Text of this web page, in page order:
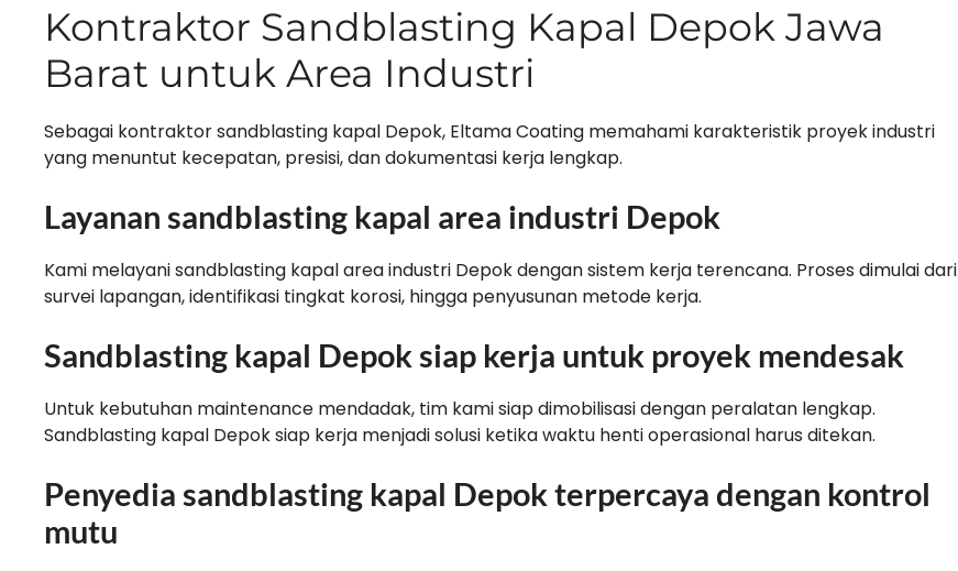
Kontraktor Sandblasting Kapal Depok Jawa
Barat untuk Area Industri
Sebagai kontraktor sandblasting kapal Depok, Eltama Coating memahami karakteristik proyek industri
yang menuntut kecepatan, presisi, dan dokumentasi kerja lengkap.
Layanan sandblasting kapal area industri Depok
Kami melayani sandblasting kapal area industri Depok dengan sistem kerja terencana. Proses dimulai dari
survei lapangan, identifikasi tingkat korosi, hingga penyusunan metode kerja.
Sandblasting kapal Depok siap kerja untuk proyek mendesak
Untuk kebutuhan maintenance mendadak, tim kami siap dimobilisasi dengan peralatan lengkap.
Sandblasting kapal Depok siap kerja menjadi solusi ketika waktu henti operasional harus ditekan.
Penyedia sandblasting kapal Depok terpercaya dengan kontrol
mutu